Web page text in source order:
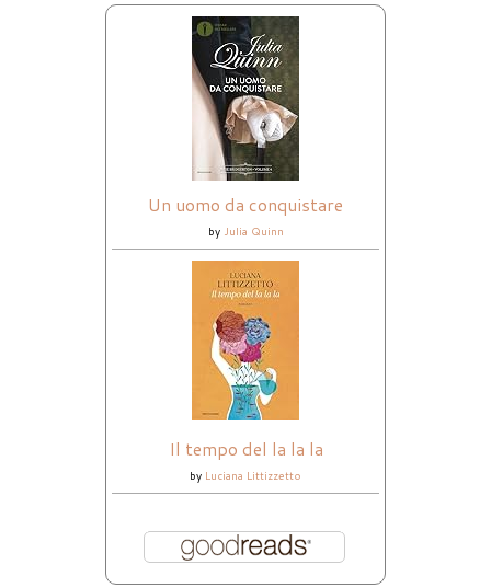
Un uomo da conquistare
by Julia Quinn
Il tempo del la la la
by Luciana Littizzetto